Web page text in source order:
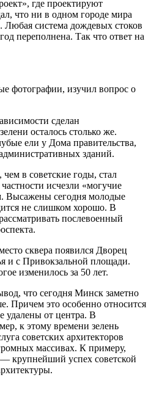
где проектируют
что ни в одном городе мира
Любая система дождевых стоков
переполнена. Так что ответ на
фотографии, изучил вопрос о
сделан
осталось столько же.
ели у Дома правительства,
зданий.
в советские годы, стал
исчезли «могучие
Высажены сегодня молодые
не слишком хорошо. В
послевоенный
сквера появился Дворец
и с Привокзальной площади.
изменилось за 50 лет.
что сегодня Минск заметно
Причем это особенно относится
удалены от центра. В
к этому времени зелень
советских архитекторов
массивах. К примеру,
крупнейший успех советской